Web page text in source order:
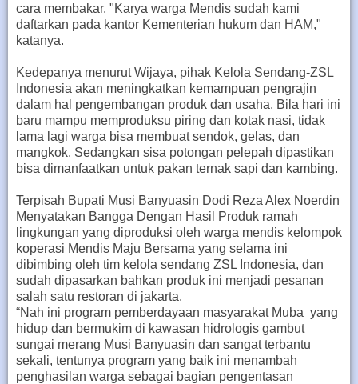
cara membakar. "Karya warga Mendis sudah kami
daftarkan pada kantor Kementerian hukum dan HAM,"
katanya.
Kedepanya menurut Wijaya, pihak Kelola Sendang-ZSL
Indonesia akan meningkatkan kemampuan pengrajin
dalam hal pengembangan produk dan usaha. Bila hari ini
baru mampu memproduksu piring dan kotak nasi, tidak
lama lagi warga bisa membuat sendok, gelas, dan
mangkok. Sedangkan sisa potongan pelepah dipastikan
bisa dimanfaatkan untuk pakan ternak sapi dan kambing.
Terpisah Bupati Musi Banyuasin Dodi Reza Alex Noerdin
Menyatakan Bangga Dengan Hasil Produk ramah
lingkungan yang diproduksi oleh warga mendis kelompok
koperasi Mendis Maju Bersama yang selama ini
dibimbing oleh tim kelola sendang ZSL Indonesia, dan
sudah dipasarkan bahkan produk ini menjadi pesanan
salah satu restoran di jakarta.
“Nah ini program pemberdayaan masyarakat Muba yang
hidup dan bermukim di kawasan hidrologis gambut
sungai merang Musi Banyuasin dan sangat terbantu
sekali, tentunya program yang baik ini menambah
penghasilan warga sebagai bagian pengentasan